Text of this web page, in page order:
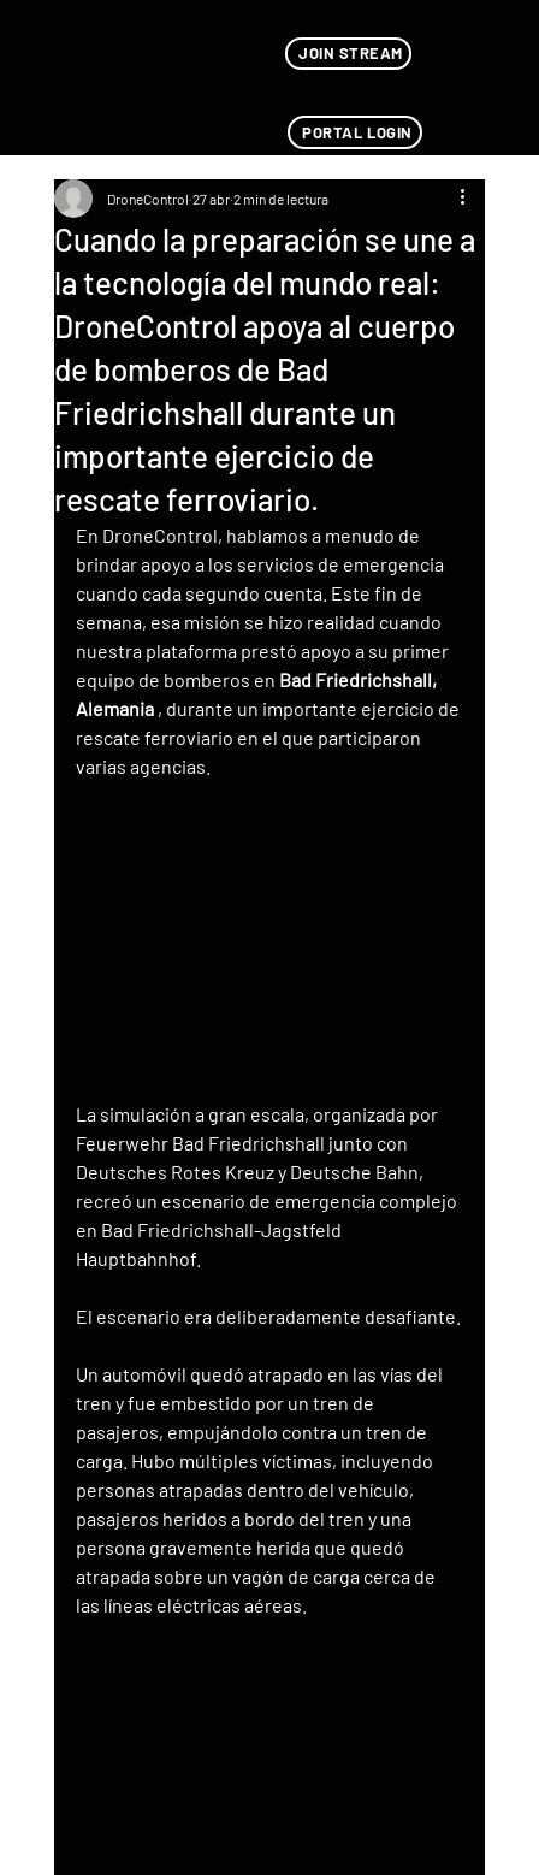
JOIN STREAM
PORTAL LOGIN
Cuando la preparación se une a
la tecnología del mundo real:
DroneControl apoya al cuerpo
de bomberos de Bad
Friedrichshall durante un
importante ejercicio de
rescate ferroviario.
DroneControl 27 abr 2 min de lectura
En DroneControl, hablamos a menudo de
brindar apoyo a los servicios de emergencia
cuando cada segundo cuenta. Este fin de
semana, esa misión se hizo realidad cuando
nuestra plataforma prestó apoyo a su primer
equipo de bomberos en Bad Friedrichshall,
Alemania , durante un importante ejercicio de
rescate ferroviario en el que participaron
varias agencias.
La simulación a gran escala, organizada por
Feuerwehr Bad Friedrichshall junto con
Deutsches Rotes Kreuz y Deutsche Bahn,
recreó un escenario de emergencia complejo
en Bad Friedrichshall-Jagstfeld
Hauptbahnhof.
El escenario era deliberadamente desafiante.
Un automóvil quedó atrapado en las vías del
tren y fue embestido por un tren de
pasajeros, empujándolo contra un tren de
carga. Hubo múltiples víctimas, incluyendo
personas atrapadas dentro del vehículo,
pasajeros heridos a bordo del tren y una
persona gravemente herida que quedó
atrapada sobre un vagón de carga cerca de
las líneas eléctricas aéreas.